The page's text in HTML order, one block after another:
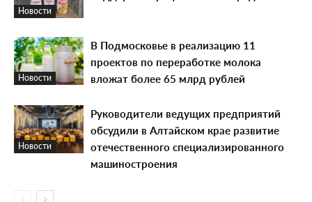
Новости
Новости
В Подмосковье в реализацию 11
проектов по переработке молока
вложат более 65 млрд рублей
Новости
Руководители ведущих предприятий
обсудили в Алтайском крае развитие
отечественного специализированного
машиностроения